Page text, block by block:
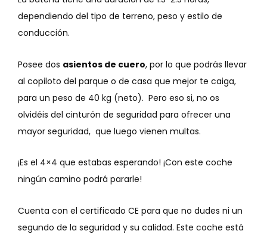
dependiendo del tipo de terreno, peso y estilo de
conducción.
Posee dos asientos de cuero, por lo que podrás llevar
al copiloto del parque o de casa que mejor te caiga,
para un peso de 40 kg (neto). Pero eso si, no os
olvidéis del cinturón de seguridad para ofrecer una
mayor seguridad, que luego vienen multas.
¡Es el 4×4 que estabas esperando! ¡Con este coche
ningún camino podrá pararle!
Cuenta con el certificado CE para que no dudes ni un
segundo de la seguridad y su calidad. Este coche está